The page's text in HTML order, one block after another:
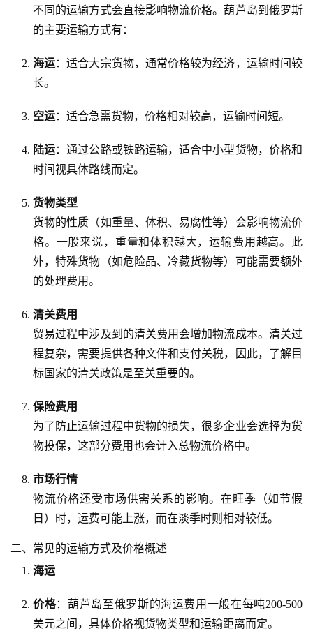
不同的运输方式会直接影响物流价格。葫芦岛到俄罗斯
的主要运输方式有：
海运：适合大宗货物，通常价格较为经济，运输时间较
长。
空运：适合急需货物，价格相对较高，运输时间短。
陆运：通过公路或铁路运输，适合中小型货物，价格和
时间视具体路线而定。
货物类型
货物的性质（如重量、体积、易腐性等）会影响物流价
格。一般来说，重量和体积越大，运输费用越高。此
外，特殊货物（如危险品、冷藏货物等）可能需要额外
的处理费用。
清关费用
贸易过程中涉及到的清关费用会增加物流成本。清关过
程复杂，需要提供各种文件和支付关税，因此，了解目
标国家的清关政策是至关重要的。
保险费用
为了防止运输过程中货物的损失，很多企业会选择为货
物投保，这部分费用也会计入总物流价格中。
市场行情
物流价格还受市场供需关系的影响。在旺季（如节假
日）时，运费可能上涨，而在淡季时则相对较低。
二、常见的运输方式及价格概述
海运
价格：葫芦岛至俄罗斯的海运费用一般在每吨200-500
美元之间，具体价格视货物类型和运输距离而定。